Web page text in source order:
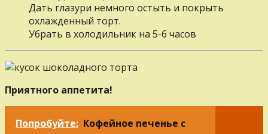
Дать глазури немного остыть и покрыть
охлажденный торт.
Убрать в холодильник на 5-6 часов
Приятного аппетита!
Попробуйте: Кофейное печенье с